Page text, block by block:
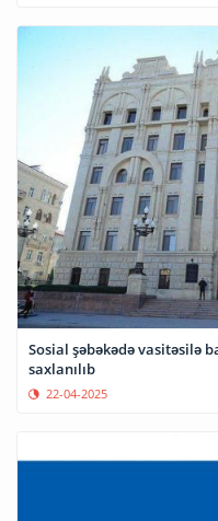
Sosial şəbəkədə vasitəsilə
saxlanılıb
22-04-2025